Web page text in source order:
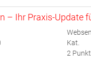
– Ihr Praxis-Update
Kat.
2